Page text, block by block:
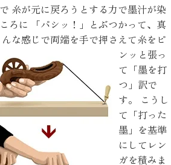
づくりサポート
ーコンシェルジュ
糸が元に戻ろうとする力で墨汁が染
ろに 「パシッ！」とぶつかって、真
んな感じで両端を手で押さえて糸をピ
ンッと張っ
て「墨を打
つ」訳で
す。
こうし
て「打った
墨」を基準
にしてレン
ガを積みま